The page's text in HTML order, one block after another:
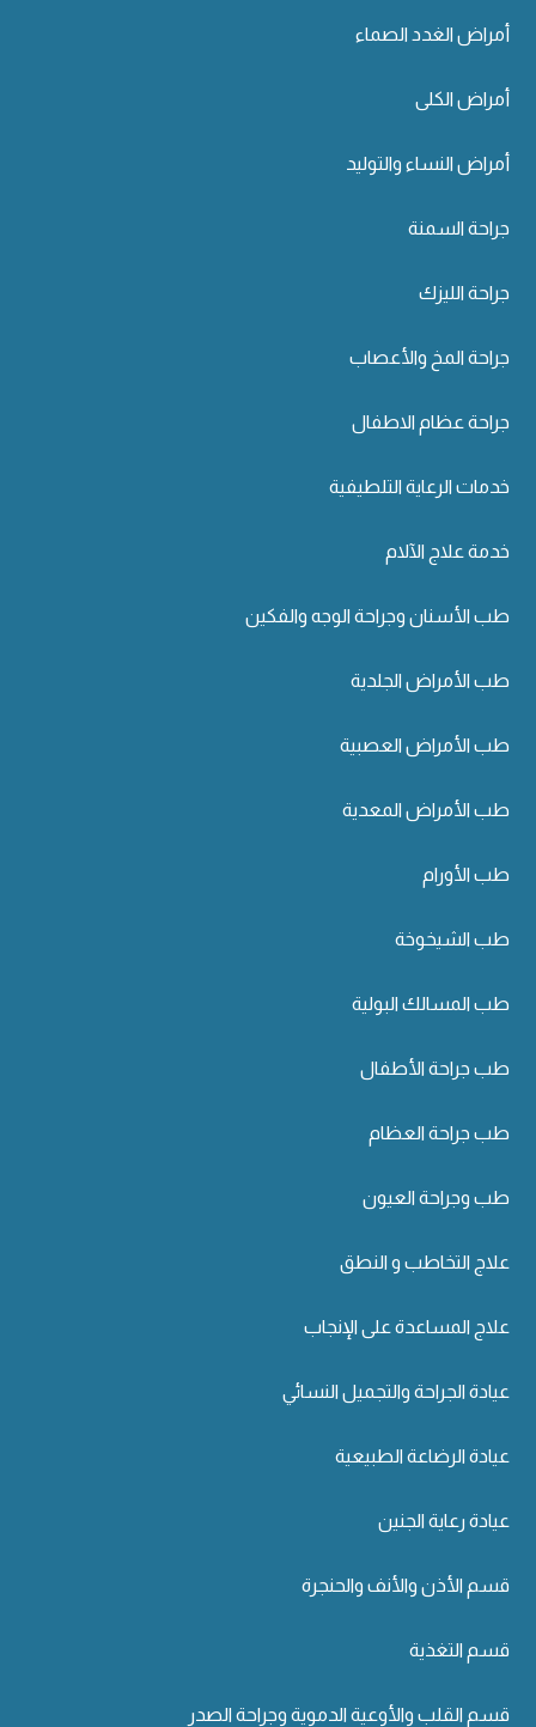
أمراض الغدد الصماء
أمراض الكلى
أمراض النساء والتوليد
جراحة السمنة
جراحة الليزك
جراحة المخ والأعصاب
جراحة عظام الاطفال
خدمات الرعاية التلطيفية
خدمة علاج الآلام
طب الأسنان وجراحة الوجه والفكين
طب الأمراض الجلدية
طب الأمراض العصبية
طب الأمراض المعدية
طب الأورام
طب الشيخوخة
طب المسالك البولية
طب جراحة الأطفال
طب جراحة العظام
طب وجراحة العيون
علاج التخاطب و النطق
علاج المساعدة على الإنجاب
عيادة الجراحة والتجميل النسائي
عيادة الرضاعة الطبيعية
عيادة رعاية الجنين
قسم الأذن والأنف والحنجرة
قسم التغذية
قسم القلب والأوعية الدموية وجراحة الصدر